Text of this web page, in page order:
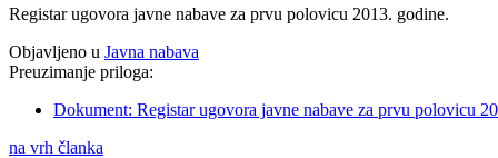
Registar ugovora javne nabave za prvu polovicu 2013. godine.
Objavljeno u Javna nabava
Preuzimanje priloga:
Dokument: Registar ugovora javne nabave za prvu polovicu
na vrh članka